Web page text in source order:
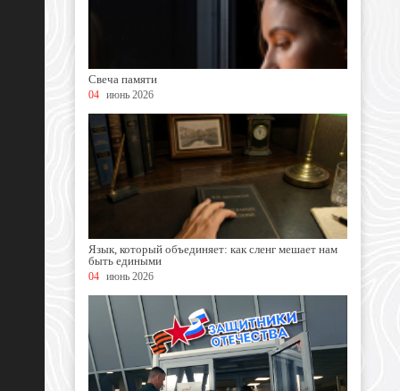
Свеча памяти
04 июнь 2026
Язык, который объединяет: как сленг мешает нам
быть едиными
04 июнь 2026